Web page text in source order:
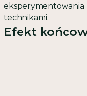
eksperymentowania
technikami.
Efekt